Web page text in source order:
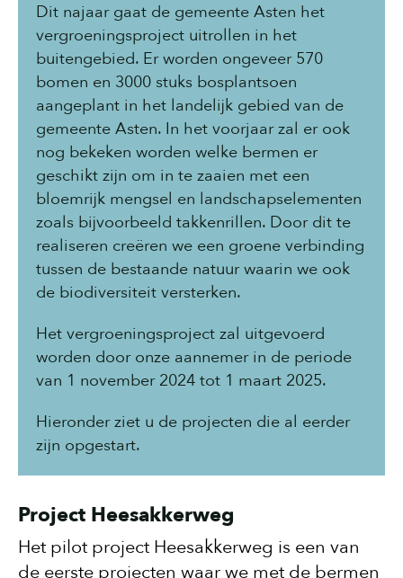
Dit najaar gaat de gemeente Asten het
vergroeningsproject uitrollen in het
buitengebied. Er worden ongeveer 570
bomen en 3000 stuks bosplantsoen
aangeplant in het landelijk gebied van de
gemeente Asten. In het voorjaar zal er ook
nog bekeken worden welke bermen er
geschikt zijn om in te zaaien met een
bloemrijk mengsel en landschapselementen
zoals bijvoorbeeld takkenrillen. Door dit te
realiseren creëren we een groene verbinding
tussen de bestaande natuur waarin we ook
de biodiversiteit versterken.
Het vergroeningsproject zal uitgevoerd
worden door onze aannemer in de periode
van 1 november 2024 tot 1 maart 2025.
Hieronder ziet u de projecten die al eerder
zijn opgestart.
Project Heesakkerweg
Het pilot project Heesakkerweg is een van
de eerste projecten waar we met de bermen